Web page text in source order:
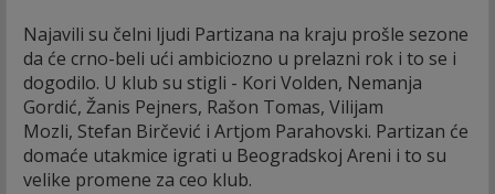
Najavili su čelni ljudi Partizana na kraju prošle sezone
da će crno-beli ući ambiciozno u prelazni rok i to se i
dogodilo. U klub su stigli - Kori Volden, Nemanja
Gordić, Žanis Pejners, Rašon Tomas, Vilijam
Mozli, Stefan Birčević i Artjom Parahovski. Partizan će
domaće utakmice igrati u Beogradskoj Areni i to su
velike promene za ceo klub.